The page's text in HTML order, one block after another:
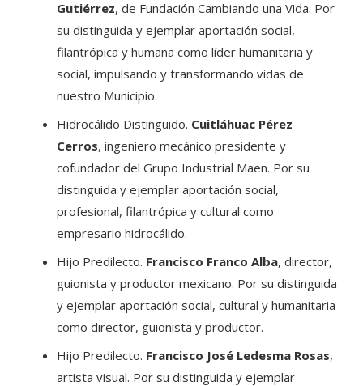
Gutiérrez, de Fundación Cambiando una Vida. Por
su distinguida y ejemplar aportación social,
filantrópica y humana como líder humanitaria y
social, impulsando y transformando vidas de
nuestro Municipio.
Hidrocálido Distinguido. Cuitláhuac Pérez
Cerros, ingeniero mecánico presidente y
cofundador del Grupo Industrial Maen. Por su
distinguida y ejemplar aportación social,
profesional, filantrópica y cultural como
empresario hidrocálido.
Hijo Predilecto. Francisco Franco Alba, director,
guionista y productor mexicano. Por su distinguida
y ejemplar aportación social, cultural y humanitaria
como director, guionista y productor.
Hijo Predilecto. Francisco José Ledesma Rosas,
artista visual. Por su distinguida y ejemplar